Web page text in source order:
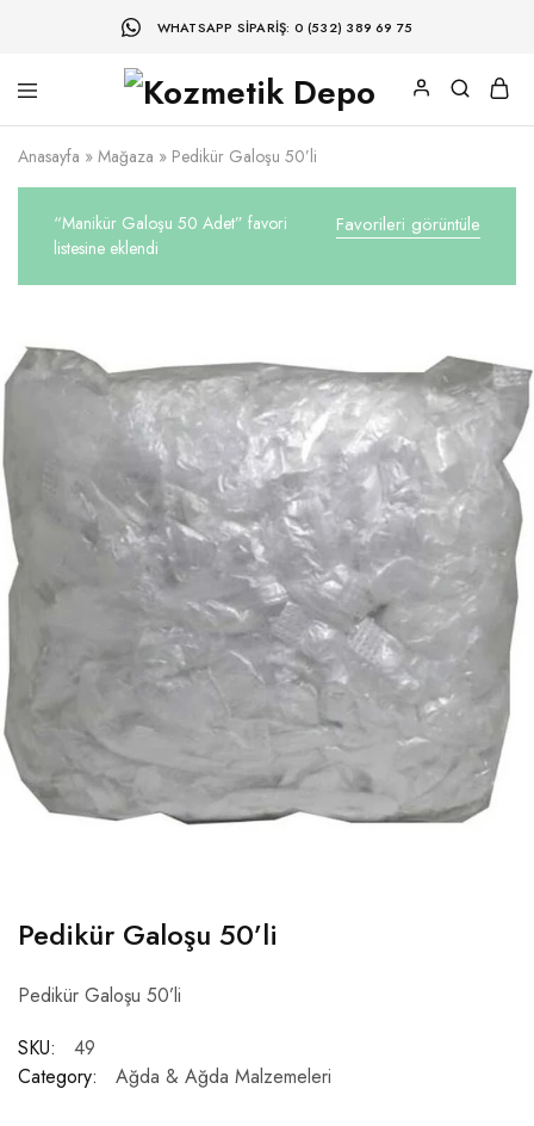
WHATSAPP SIPARIŞ: 0 (532) 389 69 75
Anasayfa » Mağaza » Pedikür Galoşu 50’li
Favorileri görüntüle
“Manikür Galoşu 50 Adet” favori
listesine eklendi
Pedikür Galoşu 50’li
Pedikür Galoşu 50’li
SKU:
49
Category:
Ağda & Ağda Malzemeleri